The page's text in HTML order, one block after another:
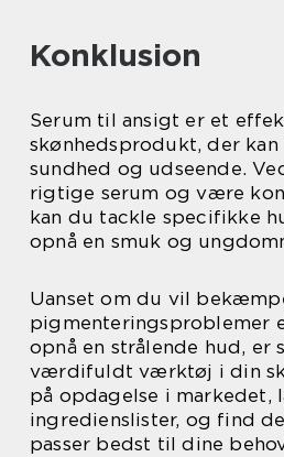
Konklusion
Serum til ansigt er et
skønhedsprodukt, der
sundhed og udseende.
rigtige serum og være
kan du tackle specifikke
opnå en smuk og
Uanset om du vil
pigmenteringsproblemer
opnå en strålende hud, er
værdifuldt værktøj i din
på opdagelse i markedet,
ingredienslister, og find
passer bedst til dine